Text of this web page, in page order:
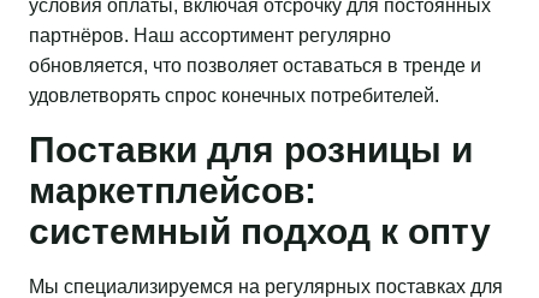
условия оплаты, включая отсрочку для постоянных
партнёров. Наш ассортимент регулярно
обновляется, что позволяет оставаться в тренде и
удовлетворять спрос конечных потребителей.
Поставки для розницы и
маркетплейсов:
системный подход к опту
Мы специализируемся на регулярных поставках для